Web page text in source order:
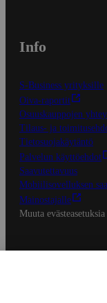
Info
S-Business yrityksille
Oiva-raportit
Osuuskauppojen
Tilaus- ja
Tietosuojakäytäntö
Palvelun käyttöehdot
Saavutettavuus
Mobiilisovelluksen
Mainostajalle
Muuta evästeasetuksia
S-ryhmän